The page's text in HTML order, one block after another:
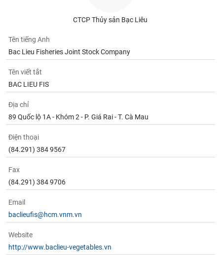
CTCP Thủy sản Bạc Liêu
Tên tiếng Anh
Bac Lieu Fisheries Joint Stock Company
Tên viết tắt
BAC LIEU FIS
Địa chỉ
89 Quốc lộ 1A - Khóm 2 - P. Giá Rai - T. Cà Mau
Điện thoại
(84.291) 384 9567
Fax
(84.291) 384 9706
Email
baclieufis@hcm.vnm.vn
Website
http://www.baclieu-vegetables.vn